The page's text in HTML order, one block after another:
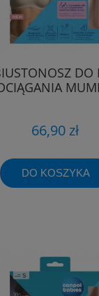
DO
66,90 zł
DO KOSZYKA